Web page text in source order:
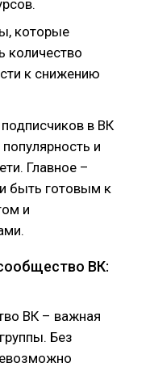
которые
количество
к снижению
в ВК
и
Главное –
быть готовым к
и
ВК:
ВК – важная
Без